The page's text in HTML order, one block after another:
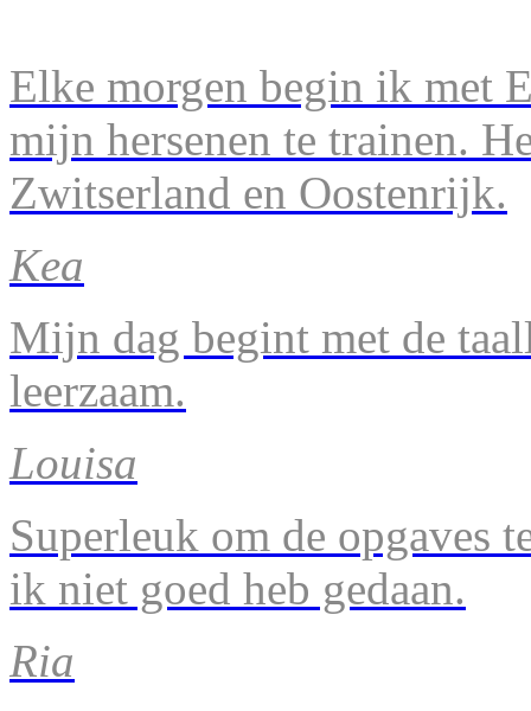
Elke morgen begin ik met
mijn hersenen te trainen.
Zwitserland en Oostenrijk.
Kea
Mijn dag begint met de
leerzaam.
Louisa
Superleuk om de opgaves
ik niet goed heb gedaan.
Ria